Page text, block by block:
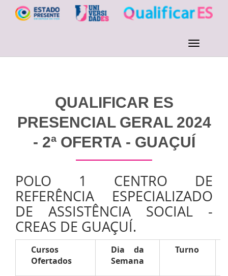
QUALIFICAR ES
PRESENCIAL GERAL 2024
- 2ª OFERTA - GUAÇUÍ
POLO 1 CENTRO DE
REFERÊNCIA ESPECIALIZADO
DE ASSISTÊNCIA SOCIAL -
CREAS DE GUAÇUÍ.
Cursos
Ofertados
Dia da
Semana
Turno